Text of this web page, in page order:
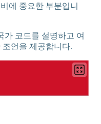
에 중요한 부분입니
가 코드를 설명하고 여
언을 제공합니다.